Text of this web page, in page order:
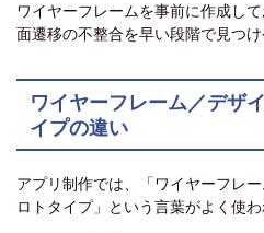
ワイヤーフレームを事前に作成し
面遷移の不整合を早い段階で見つけ
ワイヤーフレーム／デザ
イプの違い
アプリ制作では、「ワイヤーフレ
ロトタイプ」という言葉がよく使わ